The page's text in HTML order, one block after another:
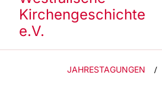
Kirchengeschichte
e.V.
JAHRESTAGUNGEN /